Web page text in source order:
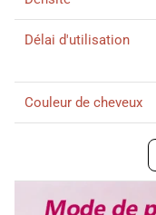
Délai d'utilisation
Couleur de cheveux